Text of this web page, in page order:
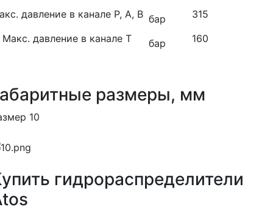
давление в канале Р, А, В бар
315
Макс. давление в канале Т
бар 160
размеры, мм
10
гидрораспределители